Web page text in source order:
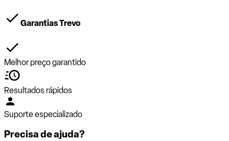
Garantias Trevo
Melhor preço garantido
Resultados rápidos
Suporte especializado
Precisa de ajuda?